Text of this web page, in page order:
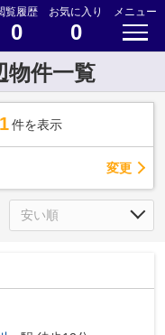
覧履歴
0
お気に入り
0
メニュー
件一覧
件を表示
変更